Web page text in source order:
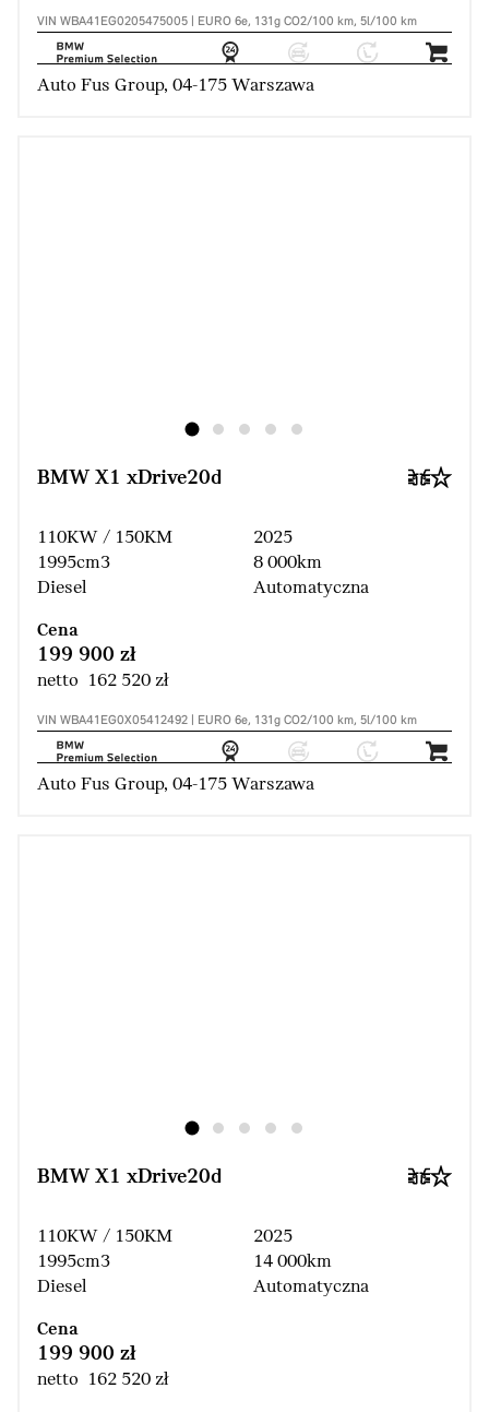
VIN WBA41EG0205475005 | EURO 6e, 131g CO2/100 km, 5l/100 km
Auto Fus Group, 04-175 Warszawa
BMW X1 xDrive20d
110KW / 150KM
1995cm3
Diesel
2025
8 000km
Automatyczna
Cena
199 900 zł
netto 162 520 zł
VIN WBA41EG0X05412492 | EURO 6e, 131g CO2/100 km, 5l/100 km
Auto Fus Group, 04-175 Warszawa
BMW X1 xDrive20d
110KW / 150KM
1995cm3
Diesel
2025
14 000km
Automatyczna
Cena
199 900 zł
netto 162 520 zł